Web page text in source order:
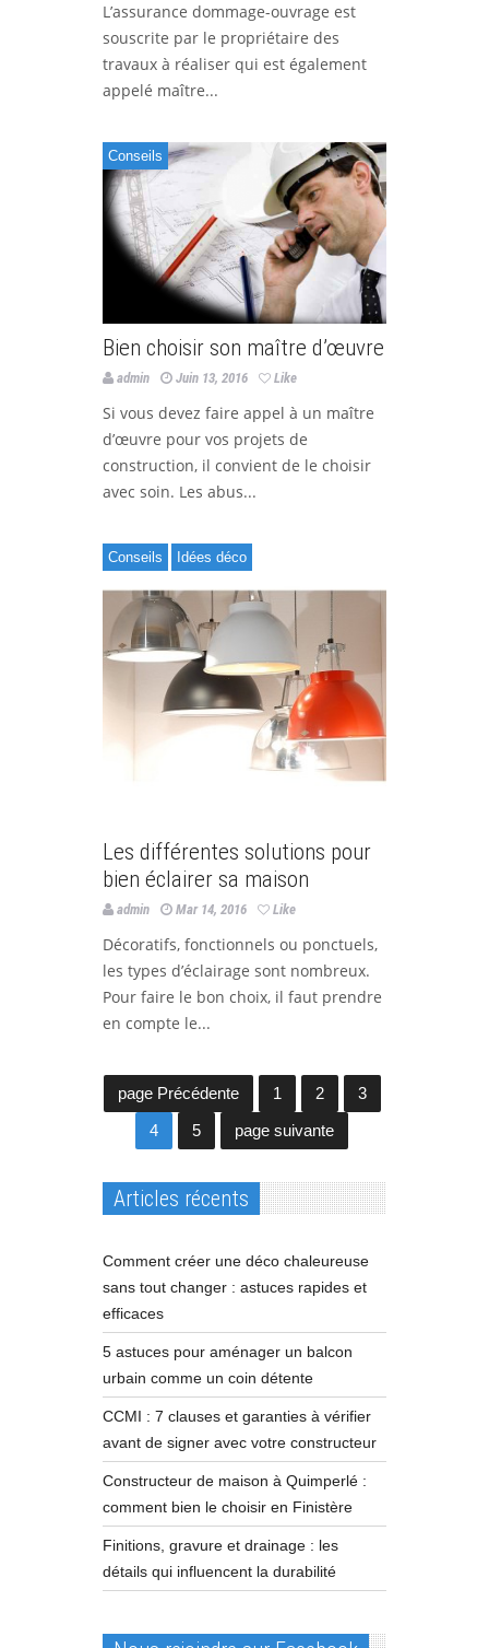
L’assurance dommage-ouvrage est
souscrite par le propriétaire des
travaux à réaliser qui est également
appelé maître...
Conseils
Bien choisir son maître d’œuvre
admin Juin 13, 2016 Like
Si vous devez faire appel à un maître
d’œuvre pour vos projets de
construction, il convient de le choisir
avec soin. Les abus...
Conseils Idées déco
Les différentes solutions pour
bien éclairer sa maison
admin Mar 14, 2016 Like
Décoratifs, fonctionnels ou ponctuels,
les types d’éclairage sont nombreux.
Pour faire le bon choix, il faut prendre
en compte le...
page Précédente 1 2
3
4
5 page suivante
Articles récents
Comment créer une déco chaleureuse
sans tout changer : astuces rapides et
efficaces
5 astuces pour aménager un balcon
urbain comme un coin détente
CCMI : 7 clauses et garanties à vérifier
avant de signer avec votre constructeur
Constructeur de maison à Quimperlé :
comment bien le choisir en Finistère
Finitions, gravure et drainage : les
détails qui influencent la durabilité